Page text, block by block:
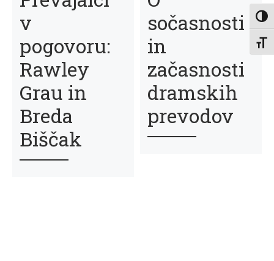
v
pogovoru:
Rawley
Grau in
Breda
Biščak
sočasnosti
in
začasnosti
dramskih
prevodov